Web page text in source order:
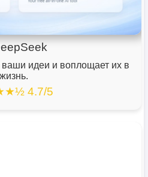
идеи и воплощает их в
жизнь.
4.7/5